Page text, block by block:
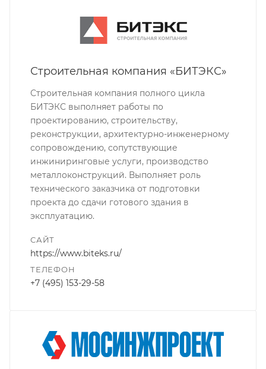
Строительная компания «БИТЭКС»
Строительная компания полного цикла
БИТЭКС выполняет работы по
проектированию, строительству,
реконструкции, архитектурно-инженерному
сопровождению, сопутствующие
инжиниринговые услуги, производство
металлоконструкций. Выполняет роль
технического заказчика от подготовки
проекта до сдачи готового здания в
эксплуатацию.
САЙТ
https://www.biteks.ru/
ТЕЛЕФОН
+7 (495) 153-29-58